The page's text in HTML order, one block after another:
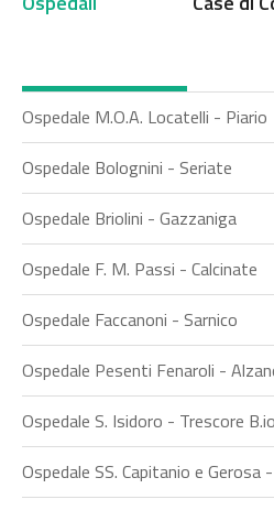
Ospedale M.O.A. Locatelli - Piario
Ospedale Bolognini - Seriate
Ospedale Briolini - Gazzaniga
Ospedale F. M. Passi - Calcinate
Ospedale Faccanoni - Sarnico
Ospedale Pesenti Fenaroli -
Ospedale S. Isidoro - Trescore B.io
Ospedale SS. Capitanio e Gerosa